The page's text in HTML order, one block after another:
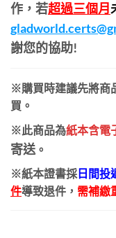
作，若超過三個月
謝您的協助!
※購買時建議先將商
買。
※此商品為紙本含電
寄送 。
※紙本證書採日間投
件導致退件 ， 需補繳